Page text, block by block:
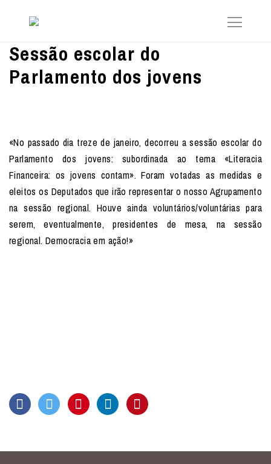
Sessão escolar do
Parlamento dos jovens
«No passado dia treze de janeiro, decorreu a sessão escolar do
Parlamento dos jovens: subordinada ao tema «Literacia
Financeira: os jovens contam». Foram votadas as medidas e
eleitos os Deputados que irão representar o nosso Agrupamento
na sessão regional. Houve ainda voluntários/voluntárias para
serem, eventualmente, presidentes de mesa, na sessão
regional. Democracia em ação!»